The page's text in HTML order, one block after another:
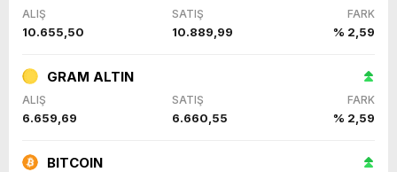
ALIŞ SATIŞ FARK
10.655,50 10.889,99 % 2,59
GRAM ALTIN
ALIŞ SATIŞ FARK
6.659,69 6.660,55 % 2,59
BITCOIN